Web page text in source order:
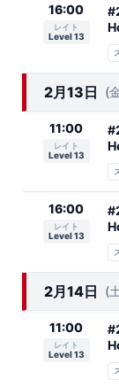
16:00
レイト
Level 13
2月13日 (
11:00
レイト
Level 13
16:00
レイト
Level 13
2月14日 (
11:00
レイト
Level 13